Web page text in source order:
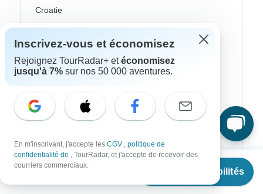
À partir de
Voir les disponibilités
Croatie
Grèce
Islande
Italie
Inscrivez-vous et économisez
Rejoignez TourRadar+ etéconomisez
jusqu'à 7% sur nos 50 000 aventures.
En m'inscrivant, j'accepte les CGV , politique de
confidentialité de , TourRadar, et j'accepte de recevoir des
courriers commerciaux.